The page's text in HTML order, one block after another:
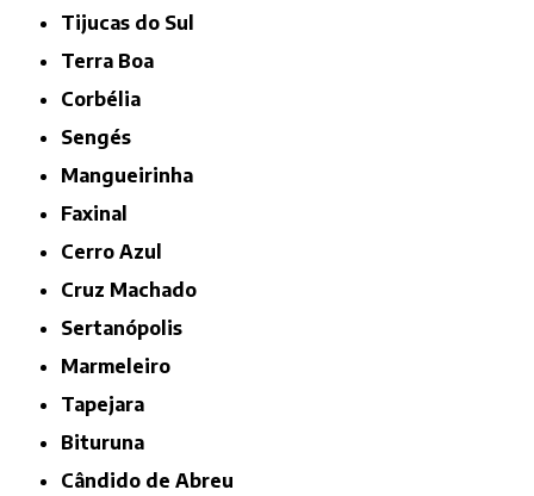
Tijucas do Sul
Terra Boa
Corbélia
Sengés
Mangueirinha
Faxinal
Cerro Azul
Cruz Machado
Sertanópolis
Marmeleiro
Tapejara
Bituruna
Cândido de Abreu